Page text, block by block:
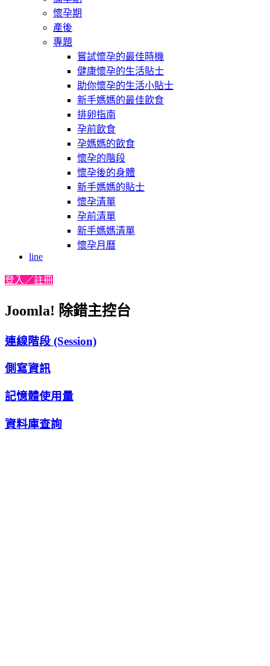
懷孕期
產後
專題
嘗試懷孕的最佳時機
健康懷孕的生活貼士
助你懷孕的生活小貼士
新手媽媽的最佳飲食
排卵指南
孕前飲食
孕媽媽的飲食
懷孕的階段
懷孕後的身體
新手媽媽的貼士
懷孕清單
孕前清單
新手媽媽清單
懷孕月曆
line
登入／註冊
Joomla! 除錯主控台
連線階段 (Session)
側寫資訊
記憶體使用量
資料庫查詢